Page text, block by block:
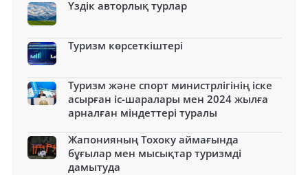
Үздік авторлық турлар
Туризм көрсеткіштері
Туризм және спорт министрлігінің іске
асырған іс-шаралары мен 2024 жылға
арналған міндеттері туралы
Жапонияның Тохоку аймағында
бұғылар мен мысықтар туризмді
дамытуда